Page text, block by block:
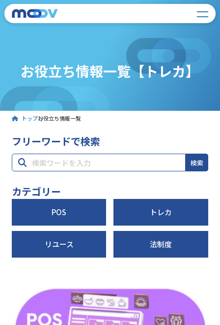
お役立ち情報一覧【トレカ】
トップお役立ち情報一覧
フリーワードで検索
検索
カテゴリー
POS トレカ
リユース 法制度